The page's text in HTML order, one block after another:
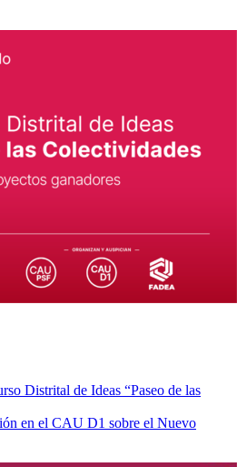
Distrital de Ideas “Paseo de las
en el CAU D1 sobre el Nuevo